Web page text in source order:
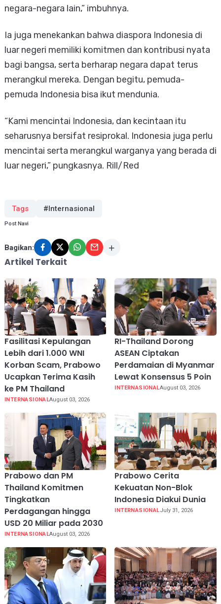
negara-negara lain,” imbuhnya.
Ia juga menekankan bahwa diaspora Indonesia di
luar negeri memiliki komitmen dan kontribusi nyata
bagi bangsa, serta berharap negara dapat terus
merangkul mereka. Dengan begitu, pemuda-
pemuda Indonesia bisa ikut mendunia.
“Kami mencintai Indonesia, dan kecintaan itu
seharusnya bersifat resiprokal. Indonesia juga perlu
mencintai serta merangkul warganya yang berada di
luar negeri,” pungkasnya. Rill/Red
Tags #Internasional
Post Navi
Bagikan:
Artikel Terkait
Fasilitasi Kepulangan
Lebih dari 1.000 WNI
Korban Scam, Prabowo
Ucapkan Terima Kasih
ke PM Thailand
INTERNASIONALAugust 03, 2026
RI-Thailand Dorong
ASEAN Ciptakan
Perdamaian di Myanmar
Lewat Konsensus 5 Poin
INTERNASIONALAugust 03, 2026
Prabowo dan PM
Thailand Komitmen
Tingkatkan
Perdagangan hingga
USD 20 Miliar pada 2030
INTERNASIONALAugust 03, 2026
Prabowo Cerita
Kekuatan Non-Blok
Indonesia Diakui Dunia
INTERNASIONALJuly 31, 2026